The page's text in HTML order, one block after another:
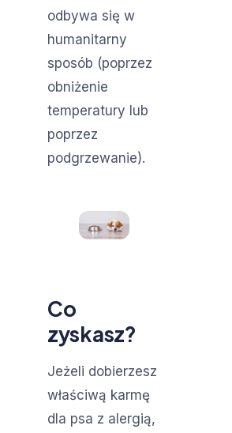
odbywa się w
humanitarny
sposób (poprzez
obniżenie
temperatury lub
poprzez
podgrzewanie).
Co
zyskasz?
Jeżeli dobierzesz
właściwą karmę
dla psa z alergią,